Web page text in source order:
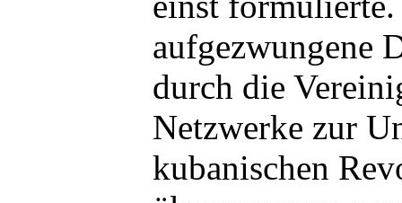
aufgezwungene
durch die
Netzwerke zur
kubanischen